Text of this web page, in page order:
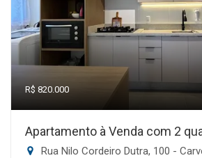
R$ 820.000
Apartamento à Venda com 2
Rua Nilo Cordeiro Dutra, 100 -